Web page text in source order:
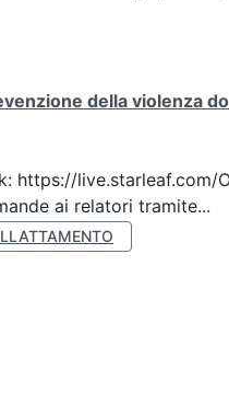
della violenza
https://live.starleaf.com/
ai relatori tramite...